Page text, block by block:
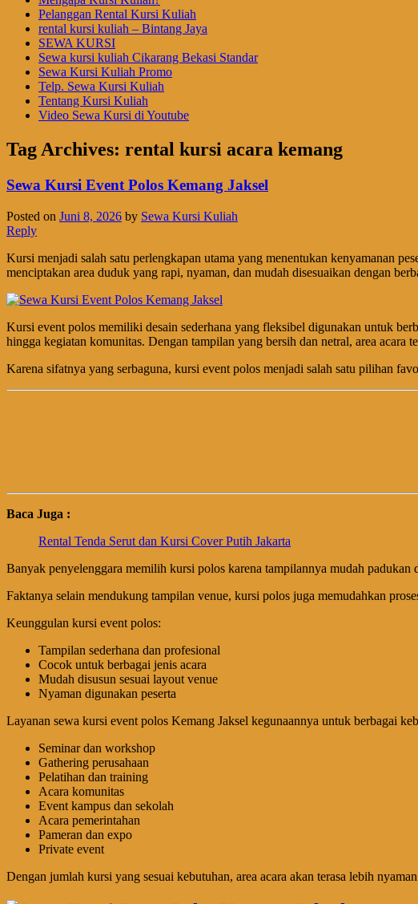
Pelanggan Rental Kursi Kuliah
rental kursi kuliah – Bintang Jaya
SEWA KURSI
Sewa kursi kuliah Cikarang Bekasi Standar
Sewa Kursi Kuliah Promo
Telp. Sewa Kursi Kuliah
Tentang Kursi Kuliah
Video Sewa Kursi di Youtube
Tag Archives: rental kursi acara kemang
Sewa Kursi Event Polos Kemang Jaksel
Posted on Juni 8, 2026 by Sewa Kursi Kuliah
Reply
Kursi menjadi salah satu perlengkapan utama yang menentukan kenyamanan
menciptakan area duduk yang rapi, nyaman, dan mudah disesuaikan dengan
Kursi event polos memiliki desain sederhana yang fleksibel digunakan untuk
hingga kegiatan komunitas. Dengan tampilan yang bersih dan netral, area acara
Karena sifatnya yang serbaguna, kursi event polos menjadi salah satu pilihan
Baca Juga :
Rental Tenda Serut dan Kursi Cover Putih Jakarta
Banyak penyelenggara memilih kursi polos karena tampilannya mudah padukan
Faktanya selain mendukung tampilan venue, kursi polos juga memudahkan
Keunggulan kursi event polos:
Tampilan sederhana dan profesional
Cocok untuk berbagai jenis acara
Mudah disusun sesuai layout venue
Nyaman digunakan peserta
Layanan sewa kursi event polos Kemang Jaksel kegunaannya untuk berbagai
Seminar dan workshop
Gathering perusahaan
Pelatihan dan training
Acara komunitas
Event kampus dan sekolah
Acara pemerintahan
Pameran dan expo
Private event
Dengan jumlah kursi yang sesuai kebutuhan, area acara akan terasa lebih